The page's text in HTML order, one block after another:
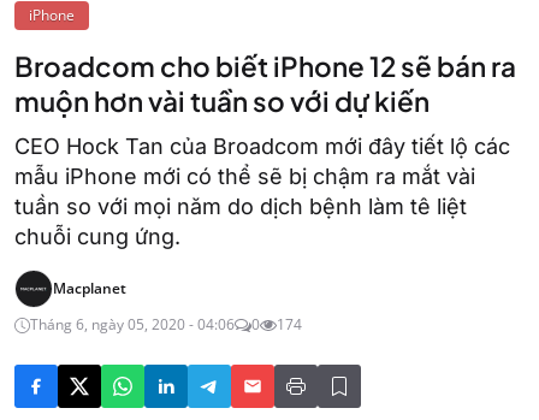
iPhone
Broadcom cho biết iPhone 12 sẽ bán ra
muộn hơn vài tuần so với dự kiến
CEO Hock Tan của Broadcom mới đây tiết lộ các
mẫu iPhone mới có thể sẽ bị chậm ra mắt vài
tuần so với mọi năm do dịch bệnh làm tê liệt
chuỗi cung ứng.
Macplanet
Tháng 6, ngày 05, 2020 - 04:06
0 174